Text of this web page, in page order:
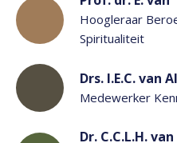
Hoogleraar
Spiritualiteit
Drs. I.E.C. van
Medewerker
Dr. C.C.L.H.